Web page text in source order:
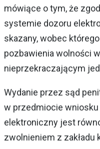
mówiące o tym, że
systemie dozoru
skazany, wobec
pozbawienia wolności
nieprzekraczającym
Wydanie przez sąd
w przedmiocie
elektroniczny jest
zwolnieniem z zakładu